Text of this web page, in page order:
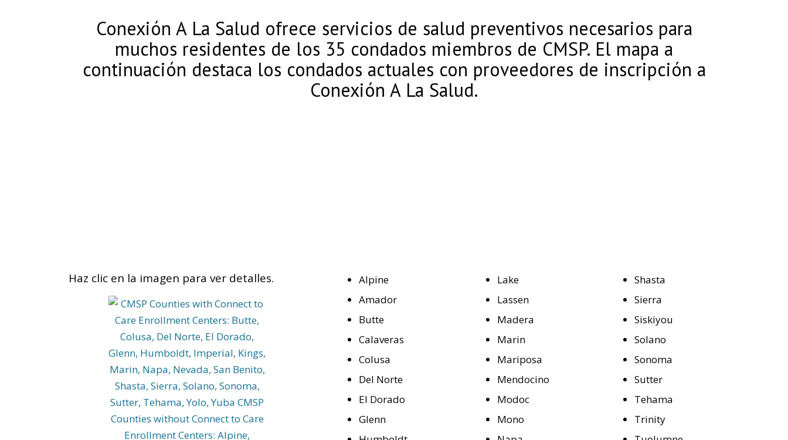
Conexión A La Salud ofrece servicios de salud preventivos necesarios para
muchos residentes de los 35 condados miembros de CMSP. El mapa a
continuación destaca los condados actuales con proveedores de inscripción a
Conexión A La Salud.
Haz clic en la imagen para ver detalles.
Alpine
Amador
Butte
Calaveras
Colusa
Del Norte
El Dorado
Glenn
Lake
Lassen
Madera
Marin
Mariposa
Mendocino
Modoc
Mono
Shasta
Sierra
Siskiyou
Solano
Sonoma
Sutter
Tehama
Trinity